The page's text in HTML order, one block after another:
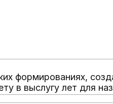
формированиях,
в выслугу лет для